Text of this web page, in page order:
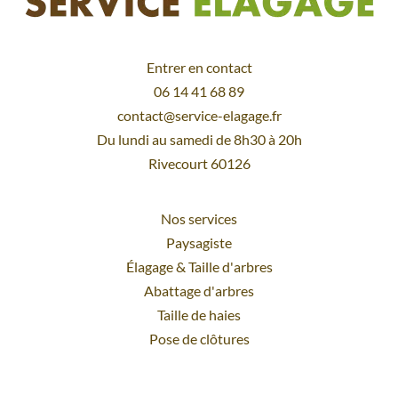
Entrer en contact
06 14 41 68 89
contact@service-elagage.fr
Du lundi au samedi de 8h30 à 20h
Rivecourt 60126
Nos services
Paysagiste
Élagage& Taille d'arbres
Abattage d'arbres
Taille de haies
Pose de clôtures